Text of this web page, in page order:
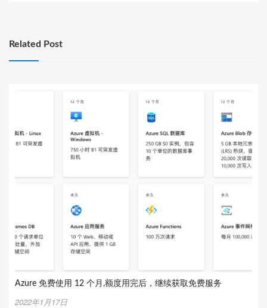
Related Post
Azure 免费使用 12 个月,额度用完后，继续获取免费服务
2022年1月17日